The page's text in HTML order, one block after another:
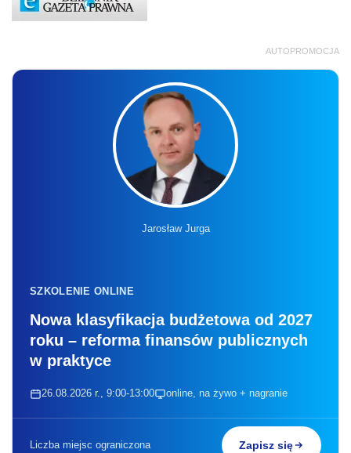
AUTOPROMOCJA
Jarosław Jurga
SZKOLENIE ONLINE
Nowa klasyfikacja budżetowa od 2027
roku – reforma finansów publicznych
w praktyce
26.08.2026 r., 9:00-13:00 online, na żywo + nagranie
Liczba miejsc ograniczona Zapisz się